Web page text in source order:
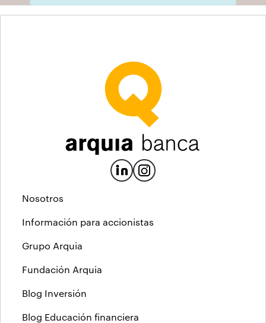
Nosotros
Información para accionistas
Grupo Arquia
Fundación Arquia
Blog Inversión
Blog Educación financiera